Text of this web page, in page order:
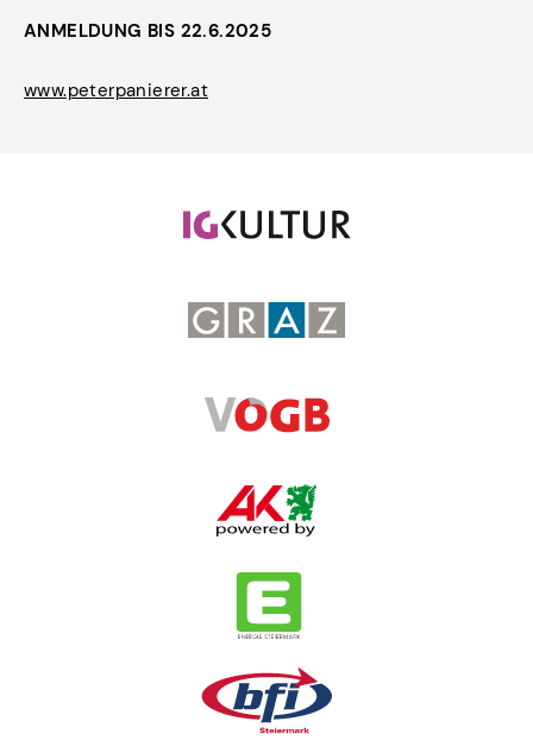
ANMELDUNG BIS 22.6.2025
www.peterpanierer.at